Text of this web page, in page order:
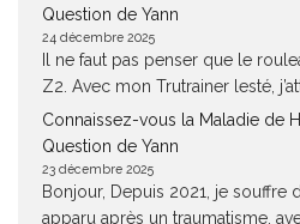
Question de Yann
24 décembre 2025
Il ne faut pas penser que le
Z2. Avec mon Trutrainer lesté,
Connaissez-vous la Maladie de
Question de Yann
23 décembre 2025
Bonjour, Depuis 2021, je souffre
apparu après un traumatisme,